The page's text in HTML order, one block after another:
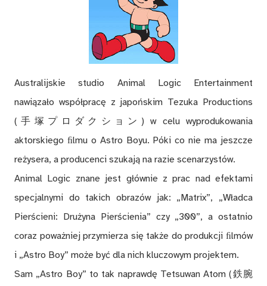
Australijskie studio Animal Logic Entertainment
nawiązało współpracę z japońskim Tezuka Productions
(手塚プロダクション) w celu wyprodukowania
aktorskiego ﬁlmu o Astro Boyu. Póki co nie ma jeszcze
reżysera, a producenci szukają na razie scenarzystów.
Animal Logic znane jest głównie z prac nad efektami
specjalnymi do takich obrazów jak: „Matrix”, „Władca
Pierścieni: Drużyna Pierścienia” czy „300”, a ostatnio
coraz poważniej przymierza się także do produkcji ﬁlmów
i „Astro Boy” może być dla nich kluczowym projektem.
Sam „Astro Boy” to tak naprawdę Tetsuwan Atom (鉄腕